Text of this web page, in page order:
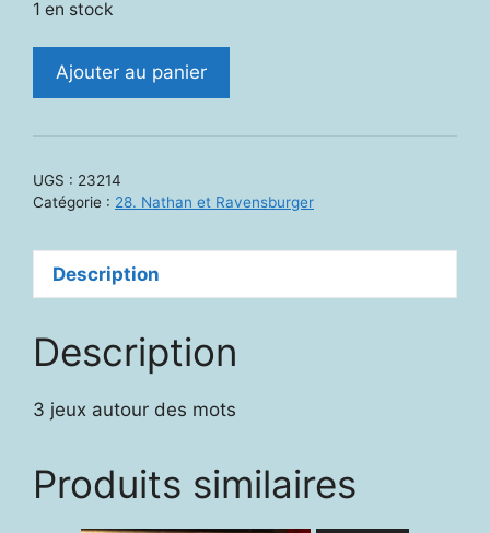
1 en stock
quantité
jeux
mots
Ajouter au panier
UGS : 23214
Catégorie : 28. Nathan et Ravensburger
Description
Description
3 jeux autour des mots
Produits similaires